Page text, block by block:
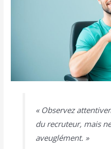
« Observez
du recruteur, mais
aveuglément. »